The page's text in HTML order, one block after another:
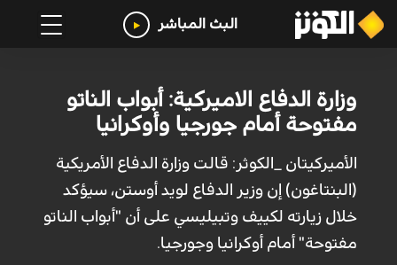
البث المباشر
وزارة الدفاع الاميركية: أبواب الناتو
مفتوحة أمام جورجيا وأوكرانيا
الأميرکيتان _الكوثر: قالت وزارة الدفاع الأمريكية
(البنتاغون) إن وزير الدفاع لويد أوستن، سيؤكد
خلال زيارته لكييف وتبيليسي على أن "أبواب الناتو
مفتوحة" أمام أوكرانيا وجورجيا.